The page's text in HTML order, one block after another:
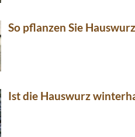
So pflanzen Sie
Ist die Hauswurz